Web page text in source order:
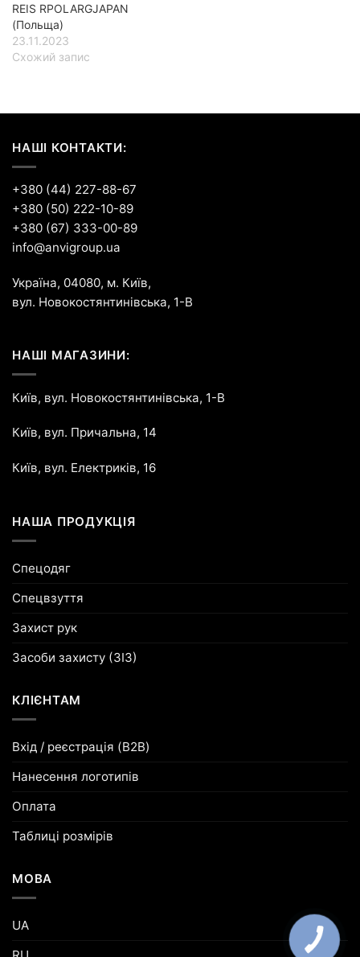
REIS RPOLARGJAPAN
(Польща)
23.11.2023
Схожий запис
НАШІ КОНТАКТИ:
+380 (44) 227-88-67
+380 (50) 222-10-89
+380 (67) 333-00-89
info@anvigroup.ua
Україна, 04080, м. Київ,
вул. Новокостянтинівська, 1-В
НАШІ МАГАЗИНИ:
Київ, вул. Новокостянтинівська, 1-В
Київ, вул. Причальна, 14
Київ, вул. Електриків, 16
НАША ПРОДУКЦІЯ
Спецодяг
Спецвзуття
Захист рук
Засоби захисту (ЗІЗ)
КЛІЄНТАМ
Вхід / реєстрація (B2B)
Нанесення логотипів
Оплата
Таблиці розмірів
МОВА
UA